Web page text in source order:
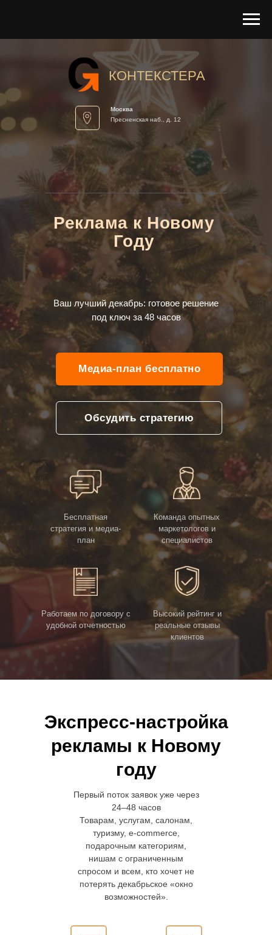
Ваш лучший декабрь: готовое решение
под ключ за 48 часов
Москва
Пресненская наб., д. 12
Медиа-план бесплатно
Реклама к Новому
Году
Бесплатная
стратегия и медиа-
план
Команда опытных
маркетологов и
специалистов
Работаем по договору с
удобной отчетностью
Высокий рейтинг и
реальные отзывы
клиентов
Обсудить стратегию
КОНТЕКСТЕРА
Экспресс-настройка
рекламы к Новому
году
Первый поток заявок уже через
24–48 часов
Товарам, услугам, салонам,
туризму, e-commerce,
подарочным категориям,
нишам с ограниченным
спросом и всем, кто хочет не
потерять декабрьское «окно
возможностей».